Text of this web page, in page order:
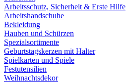
Arbeitsschutz, Sicherheit & Erste Hilfe
Arbeitshandschuhe
Bekleidung
Hauben und Schürzen
Spezialsortimente
Geburtstagskerzen mit Halter
Spielkarten und Spiele
Festutensilien
Weihnachtsdekor